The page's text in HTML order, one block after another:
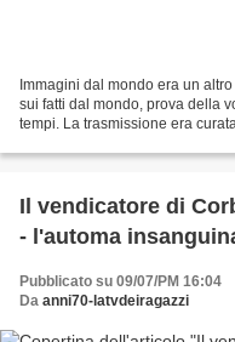
Immagini dal mondo era un
sui fatti dal mondo, prova della
tempi. La trasmissione era
Il vendicatore di
- l'automa
Pubblicato su 09/07/PM 16:04
Da anni70-latvdeiragazzi